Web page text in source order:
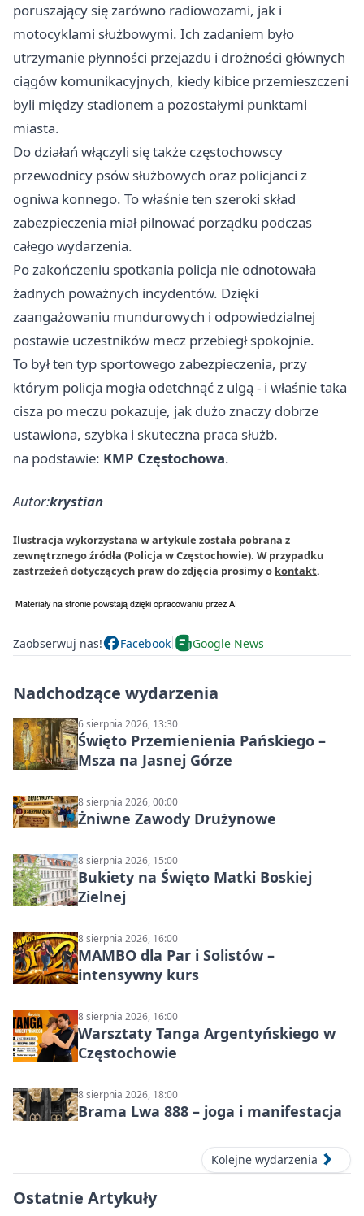
poruszający się zarówno radiowozami, jak i
motocyklami służbowymi. Ich zadaniem było
utrzymanie płynności przejazdu i drożności głównych
ciągów komunikacyjnych, kiedy kibice przemieszczeni
byli między stadionem a pozostałymi punktami
miasta.
Do działań włączyli się także częstochowscy
przewodnicy psów służbowych oraz policjanci z
ogniwa konnego. To właśnie ten szeroki skład
zabezpieczenia miał pilnować porządku podczas
całego wydarzenia.
Po zakończeniu spotkania policja nie odnotowała
żadnych poważnych incydentów. Dzięki
zaangażowaniu mundurowych i odpowiedzialnej
postawie uczestników mecz przebiegł spokojnie.
To był ten typ sportowego zabezpieczenia, przy
którym policja mogła odetchnąć z ulgą - i właśnie taka
cisza po meczu pokazuje, jak dużo znaczy dobrze
ustawiona, szybka i skuteczna praca służb.
na podstawie: KMP Częstochowa.
Autor:krystian
Ilustracja wykorzystana w artykule została pobrana z
zewnętrznego źródła (Policja w Częstochowie). W przypadku
zastrzeżeń dotyczących praw do zdjęcia prosimy o kontakt.
Zaobserwuj nas! Facebook Google News
Nadchodzące wydarzenia
6 sierpnia 2026, 13:30
Święto Przemienienia Pańskiego –
Msza na Jasnej Górze
8 sierpnia 2026, 00:00
Żniwne Zawody Drużynowe
8 sierpnia 2026, 15:00
Bukiety na Święto Matki Boskiej
Zielnej
8 sierpnia 2026, 16:00
MAMBO dla Par i Solistów –
intensywny kurs
8 sierpnia 2026, 16:00
Warsztaty Tanga Argentyńskiego w
Częstochowie
8 sierpnia 2026, 18:00
Brama Lwa 888 – joga i manifestacja
Kolejne wydarzenia
Ostatnie Artykuły